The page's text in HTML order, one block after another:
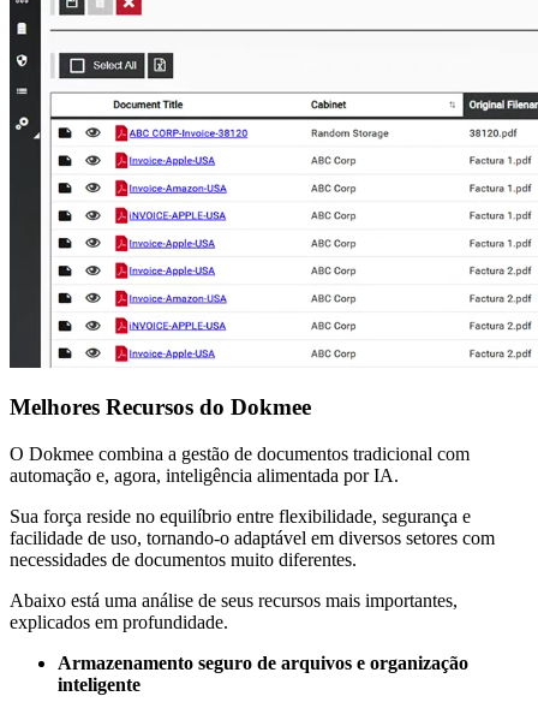
Melhores Recursos do Dokmee
O Dokmee combina a gestão de documentos tradicional com
automação e, agora, inteligência alimentada por IA.
Sua força reside no equilíbrio entre flexibilidade, segurança e
facilidade de uso, tornando-o adaptável em diversos setores com
necessidades de documentos muito diferentes.
Abaixo está uma análise de seus recursos mais importantes,
explicados em profundidade.
Armazenamento seguro de arquivos e organização
inteligente